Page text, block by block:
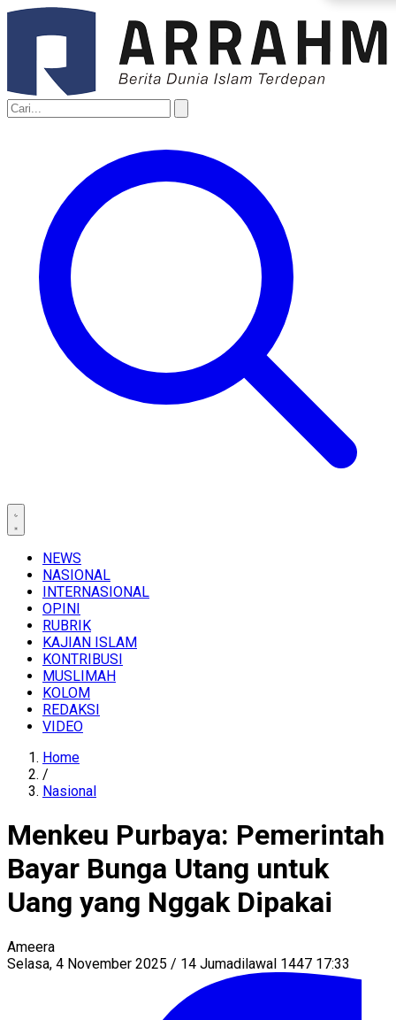
NEWS
NASIONAL
INTERNASIONAL
OPINI
RUBRIK
KAJIAN ISLAM
KONTRIBUSI
MUSLIMAH
KOLOM
REDAKSI
VIDEO
Home
/
Nasional
Menkeu Purbaya: Pemerintah
Bayar Bunga Utang untuk
Uang yang Nggak Dipakai
Ameera
Selasa, 4 November 2025 / 14 Jumadilawal 1447 17:33